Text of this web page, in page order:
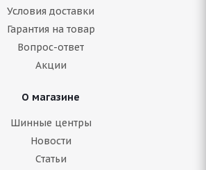
Условия доставки
Гарантия на товар
Вопрос-ответ
Акции
О магазине
Шинные центры
Новости
Статьи